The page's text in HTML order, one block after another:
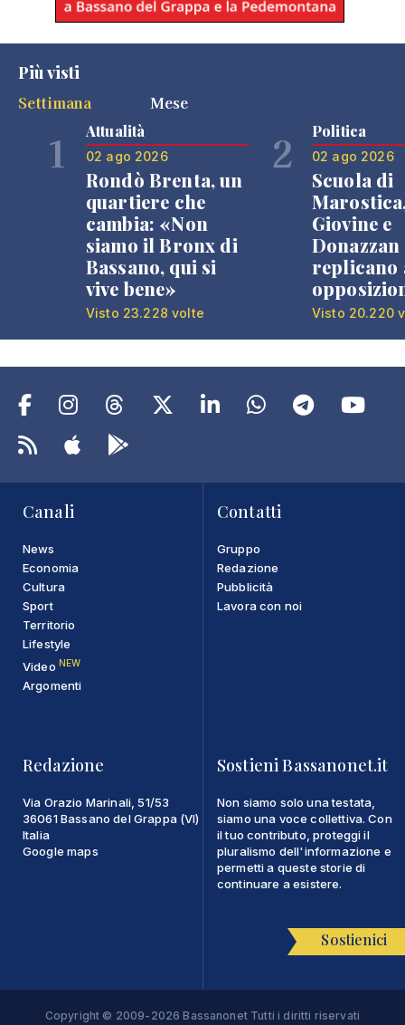
Più visti
Settimana
Mese
1 Attualità
02 ago 2026
Rondò Brenta, un
quartiere che
cambia: «Non
siamo il Bronx di
Bassano, qui si
vive bene»
Visto 23.228 volte
2 Politica
02 ago 2026
Scuola di
Giovine e
Donazzan
replicano
Visto 20.220
Canali
News
Economia
Cultura
Sport
Territorio
Lifestyle
Video NEW
Argomenti
Contatti
Gruppo
Redazione
Pubblicità
Lavora con noi
Redazione
Via Orazio Marinali, 51/53
36061 Bassano del Grappa (VI)
Italia
Google maps
Sostieni Bassanonet.it
Non siamo solo una testata,
siamo una voce collettiva. Con
il tuo contributo, proteggi il
pluralismo dell'informazione e
permetti a queste storie di
continuare a esistere.
Sostienici
Copyright © 2009-2026 Bassanonet Tutti i diritti riservati